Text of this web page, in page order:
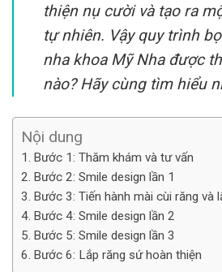
thiện nụ cười và tạo ra
tự nhiên. Vậy quy trình
nha khoa Mỹ Nha được
nào? Hãy cùng tìm hiểu
Nội dung
Bước 1: Thăm khám và tư vấn
Bước 2: Smile design lần 1
Bước 3: Tiến hành mài cùi răng và
Bước 4: Smile design lần 2
Bước 5: Smile design lần 3
Bước 6: Lắp răng sứ hoàn thiện